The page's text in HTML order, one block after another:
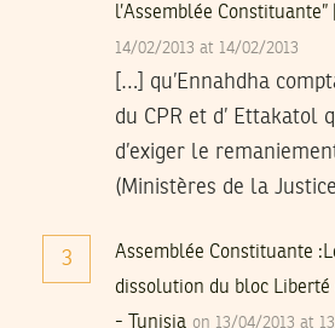
l’Assemblée Constituante”
14/02/2013 at 14/02/2013
[…] qu’Ennahdha
du CPR et d’ Ettakatol
d’exiger le
(Ministères de la
3
Assemblée Constituante
dissolution du bloc Liberté
- Tunisia on 13/04/2013 at